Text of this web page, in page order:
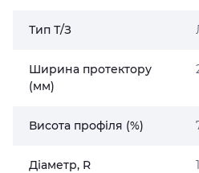
Тип Т/З
Ширина протектору
(мм)
Висота профіля (%)
Діаметр, R